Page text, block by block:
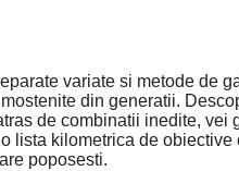
variate si metode de
din generatii.
de combinatii inedite, vei
lista kilometrica de
poposesti.